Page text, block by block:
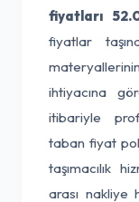
fiyatları
fiyatlar
ihtiyacına
itibariyle
taban fiyat
taşımacılık
arası nakliye